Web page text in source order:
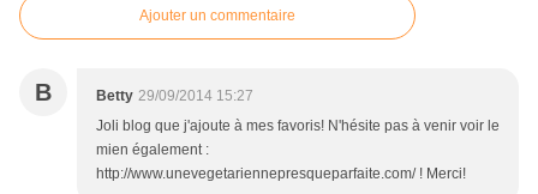
Ajouter un commentaire
B Betty 29/09/2014 15:27
Joli blog que j'ajoute à mes favoris! N'hésite pas à venir voir le
mien également :
http://www.unevegetariennepresqueparfaite.com/ ! Merci!